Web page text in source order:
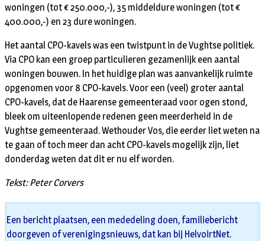
woningen (tot € 250.000,-), 35 middeldure woningen (tot €
400.000,-) en 23 dure woningen.
Het aantal CPO-kavels was een twistpunt in de Vughtse politiek.
Via CPO kan een groep particulieren gezamenlijk een aantal
woningen bouwen. In het huidige plan was aanvankelijk ruimte
opgenomen voor 8 CPO-kavels. Voor een (veel) groter aantal
CPO-kavels, dat de Haarense gemeenteraad voor ogen stond,
bleek om uiteenlopende redenen geen meerderheid in de
Vughtse gemeenteraad. Wethouder Vos, die eerder liet weten na
te gaan of toch meer dan acht CPO-kavels mogelijk zijn, liet
donderdag weten dat dit er nu elf worden.
Tekst: Peter Corvers
Een bericht plaatsen, een mededeling doen, familiebericht
doorgeven of verenigingsnieuws, dat kan bij HelvoirtNet.